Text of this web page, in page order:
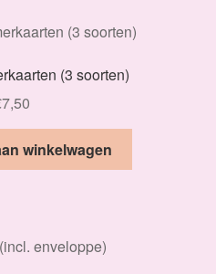
(3 soorten)
7,50
winkelwagen